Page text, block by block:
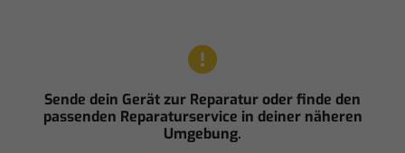
Sende dein Gerät zur Reparatur oder finde den
passenden Reparaturservice in deiner näheren
Umgebung.